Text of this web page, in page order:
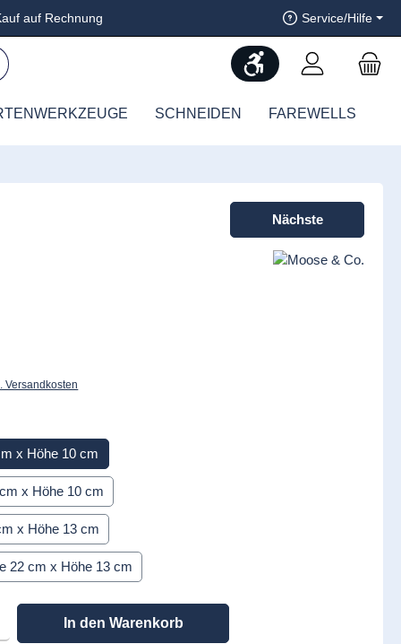
auf Rechnung Service/Hilfe
Werkzeugleiste
SCHNEIDEN FAREWELLS
Nächste
Versandkosten
x Höhe 10 cm
x Höhe 10 cm
x Höhe 13 cm
22 cm x Höhe 13 cm
gewünschten Wert ein oder benutze die Schaltflächen um die Anzahl zu
In den Warenkorb